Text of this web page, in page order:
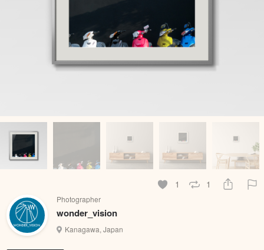
1 1
Photographer
wonder_vision
Kanagawa, Japan